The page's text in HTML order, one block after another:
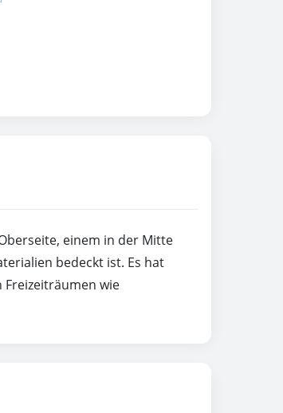
einem in der Mitte
bedeckt ist. Es hat
Freizeiträumen wie